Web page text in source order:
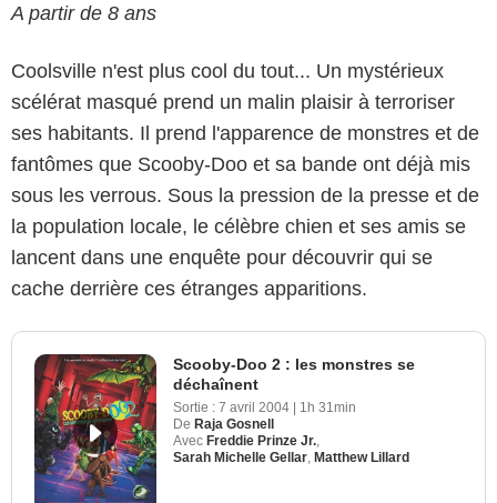
A partir de 8 ans
Coolsville n'est plus cool du tout... Un mystérieux
scélérat masqué prend un malin plaisir à terroriser
ses habitants. Il prend l'apparence de monstres et de
fantômes que Scooby-Doo et sa bande ont déjà mis
sous les verrous. Sous la pression de la presse et de
la population locale, le célèbre chien et ses amis se
lancent dans une enquête pour découvrir qui se
cache derrière ces étranges apparitions.
Scooby-Doo 2 : les monstres se
déchaînent
Sortie : 7 avril 2004 | 1h 31min
De Raja Gosnell
Avec Freddie Prinze Jr.
Sarah Michelle Gellar Matthew Lillard